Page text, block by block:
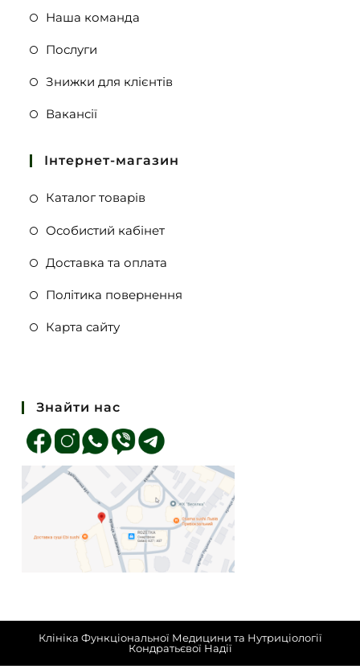
Наша команда
Послуги
Знижки для клієнтів
Вакансії
Інтернет-магазин
Каталог товарів
Особистий кабінет
Доставка та оплата
Політика повернення
Карта сайту
Знайти нас
Клініка Функціональної Медицини та Нутриціології
Кондратьєвої Надії